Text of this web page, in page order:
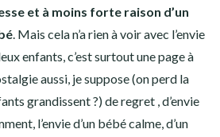
et à moins forte raison d’un
. Mais cela n’a rien à voir avec l’envie
enfants, c’est surtout une page à
aussi, je suppose (on perd la
grandissent ?) de regret , d’envie
l’envie d’un bébé calme, d’un